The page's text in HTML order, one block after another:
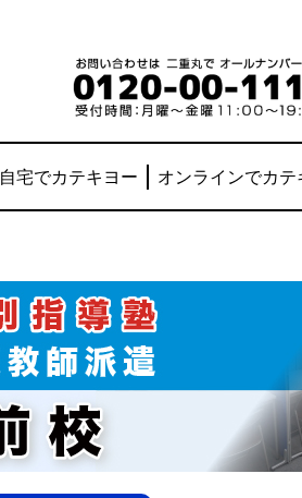
自宅でカテキヨー オンラインでカテ